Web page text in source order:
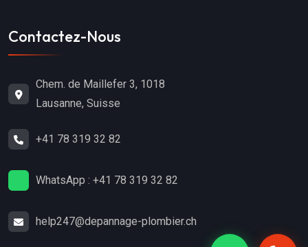
Contactez-Nous
Chem. de Maillefer 3, 1018
Lausanne, Suisse
+41 78 319 32 82
WhatsApp : +41 78 319 32 82
help247@depannage-plombier.ch